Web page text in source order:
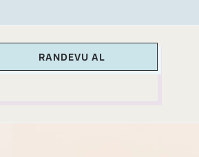
RANDEVU AL